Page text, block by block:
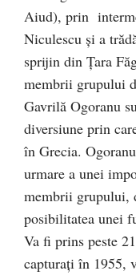
Aiud), prin
Niculescu şi a
sprijin din Ţara
membrii grupului
Gavrilă Ogoranu
diversiune prin
în Grecia.
urmare a unei
membrii grupului,
posibilitatea unei
Va fi prins peste
capturaţi în 1955,